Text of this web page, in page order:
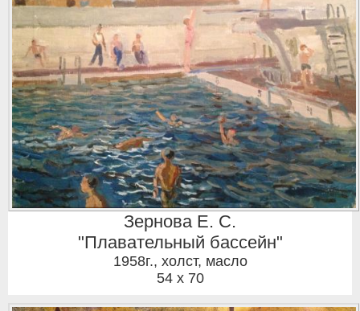
Зернова Е. С.
"Плавательный бассейн"
1958г., холст, масло
54 x 70